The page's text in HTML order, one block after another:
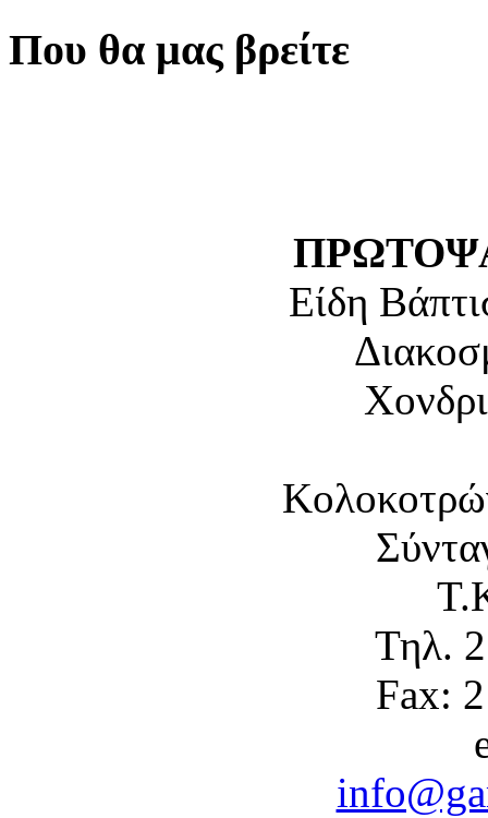
Που θα μας βρείτε
Είδη
Τηλ.
Fax: